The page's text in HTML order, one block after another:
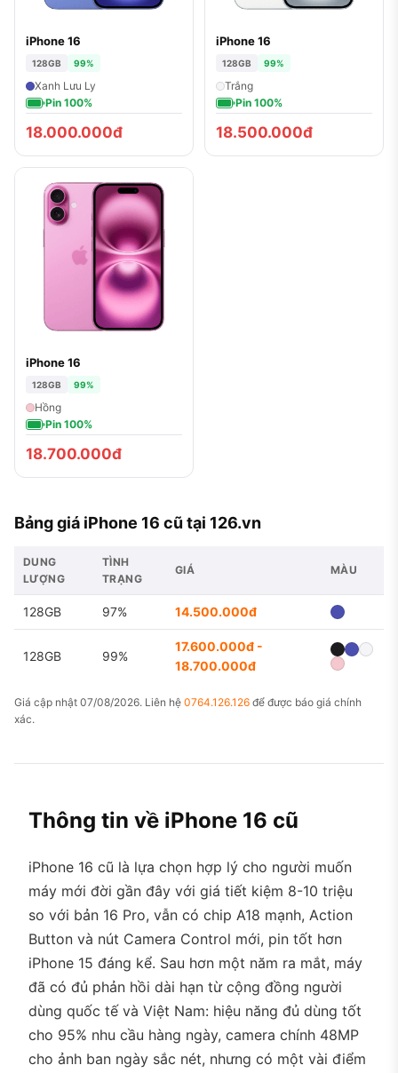
iPhone 16
128GB 99%
Xanh Lưu Ly
Pin 100%
18.000.000đ
iPhone 16
128GB 99%
Trắng
Pin 100%
18.500.000đ
iPhone 16
128GB 99%
Hồng
Pin 100%
18.700.000đ
Bảng giá iPhone 16 cũ tại 126.vn
DUNG
LƯỢNG
TÌNH
TRẠNG
GIÁ MÀU
128GB 97% 14.500.000đ
128GB 99%
17.600.000đ -
18.700.000đ
Giá cập nhật 07/08/2026. Liên hệ 0764.126.126 để được báo giá chính
xác.
Thông tin về iPhone 16 cũ
iPhone 16 cũ là lựa chọn hợp lý cho người muốn
máy mới đời gần đây với giá tiết kiệm 8-10 triệu
so với bản 16 Pro, vẫn có chip A18 mạnh, Action
Button và nút Camera Control mới, pin tốt hơn
iPhone 15 đáng kể. Sau hơn một năm ra mắt, máy
đã có đủ phản hồi dài hạn từ cộng đồng người
dùng quốc tế và Việt Nam: hiệu năng đủ dùng tốt
cho 95% nhu cầu hàng ngày, camera chính 48MP
cho ảnh ban ngày sắc nét, nhưng có một vài điểm